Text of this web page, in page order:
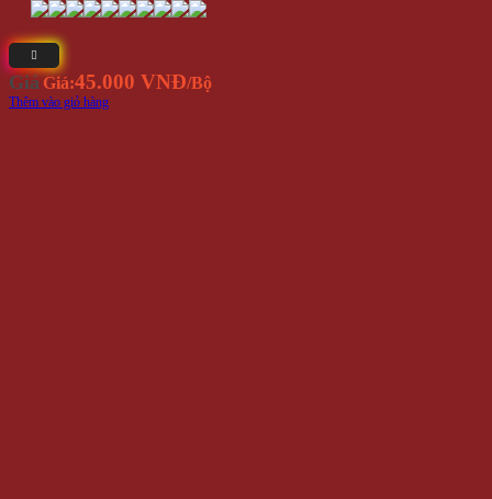
Giá Giá:45.000 VNĐ/Bộ
Thêm vào giỏ hàng